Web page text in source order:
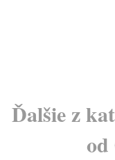
Ďalšie z